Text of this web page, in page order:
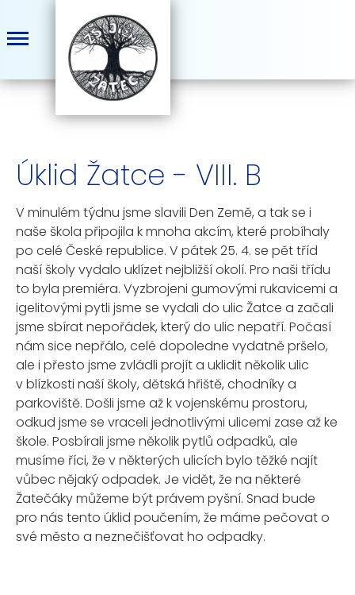
Úklid Žatce - VIII. B
V minulém týdnu jsme slavili Den Země, a tak se i
naše škola připojila k mnoha akcím, které probíhaly
po celé České republice. V pátek 25. 4. se pět tříd
naší školy vydalo uklízet nejbližší okolí. Pro naši třídu
to byla premiéra. Vyzbrojeni gumovými rukavicemi a
igelitovými pytli jsme se vydali do ulic Žatce a začali
jsme sbírat nepořádek, který do ulic nepatří. Počasí
nám sice nepřálo, celé dopoledne vydatně pršelo,
ale i přesto jsme zvládli projít a uklidit několik ulic
v blízkosti naší školy, dětská hřiště, chodníky a
parkoviště. Došli jsme až k vojenskému prostoru,
odkud jsme se vraceli jednotlivými ulicemi zase až ke
škole. Posbírali jsme několik pytlů odpadků, ale
musíme říci, že v některých ulicích bylo těžké najít
vůbec nějaký odpadek. Je vidět, že na některé
Žatečáky můžeme být právem pyšní. Snad bude
pro nás tento úklid poučením, že máme pečovat o
své město a neznečišťovat ho odpadky.